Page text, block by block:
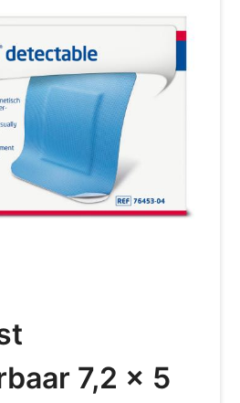
7,2 x 5